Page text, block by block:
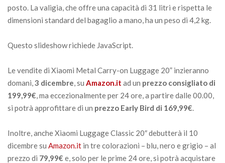
posto. La valigia, che offre una capacità di 31 litri e rispetta le
dimensioni standard del bagaglio a mano, ha un peso di 4,2 kg.
Questo slideshow richiede JavaScript.
Le vendite di Xiaomi Metal Carry-on Luggage 20” inzieranno
domani,3 dicembre, su Amazon.it ad un prezzo consigliato di
199,99€, ma eccezionalmente per 24 ore, a partire dalle 00.00,
si potrà approfittare di un prezzo Early Bird di 169,99€.
Inoltre, anche Xiaomi Luggage Classic 20″ debutterà il 10
dicembre su Amazon.it in tre colorazioni – blu, nero e grigio – al
prezzo di 79,99€ e, solo per le prime 24 ore, si potrà acquistare